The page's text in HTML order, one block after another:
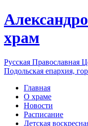
храм
Русская Православная
Подольская епархия,
Главная
О храме
Новости
Расписание
Детская